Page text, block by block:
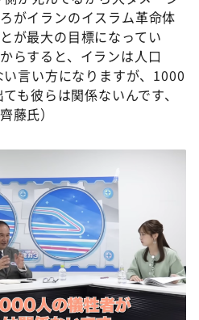
がイランのイスラム革命体
が最大の目標になってい
らすると、イランは人口
言い方になりますが、1000
も彼らは関係ないんです、
藤氏）